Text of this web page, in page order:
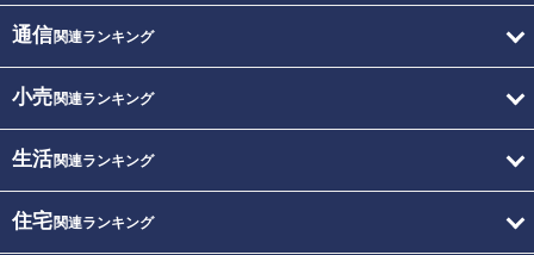
通信関連ランキング
小売関連ランキング
生活関連ランキング
住宅関連ランキング